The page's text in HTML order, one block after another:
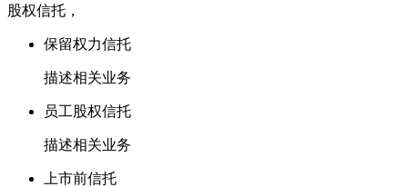
股权信托，
保留权力信托
描述相关业务
员工股权信托
描述相关业务
上市前信托